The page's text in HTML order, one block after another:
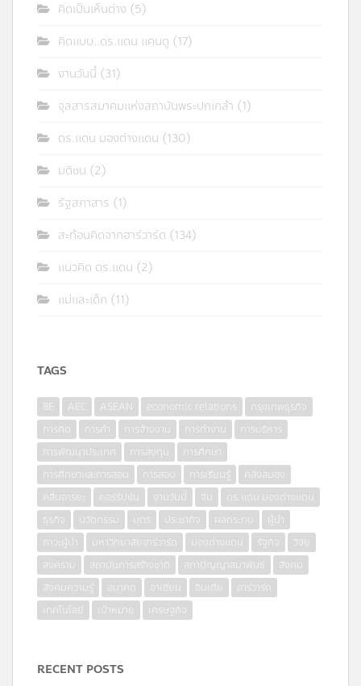
คิดเป็นเห็นต่าง (5)
คิดแบบ..ดร.แดน แคนดู (17)
งานวันนี้ (31)
จุลสารสมาคมแห่งสถาบันพระปกเกล้า (1)
ดร.แดน มองต่างแดน (130)
มติชน (2)
รัฐสภาสาร (1)
สะท้อนคิดจากฮาร์วาร์ด (134)
แนวคิด ดร.แดน (2)
แม่และเด็ก (11)
TAGS
8E AEC ASEAN economic relations
กรุงเทพธุรกิจ
การคิด
การค้า การจ้างงาน การทำงาน
การบริหาร
การพัฒนาประเทศ
การลงทุน
การศึกษา
การศึกษาและการสอน
การสอน การเรียนรู้
คลังสมอง
คลื่นอารยะ
คอร์รัปชั่น งานวันนี้ จีน
ดร.แดน มองต่างแดน
ธุรกิจ
นวัตกรรม บุตร ประชากิจ ผลกระทบ
ผู้นำ
ภาวะผู้นำ
มหาวิทยาลัยฮาร์วาร์ด มองต่างแดน รัฐกิจ
วิจัย
สงคราม
สถาบันการสร้างชาติ สภาปัญญาสมาพันธ์
สังคม
สังคมความรู้
อนาคต อาเซียน อินเดีย
ฮาร์วาร์ด
เทคโนโลยี
เป้าหมาย เศรษฐกิจ
RECENT POSTS